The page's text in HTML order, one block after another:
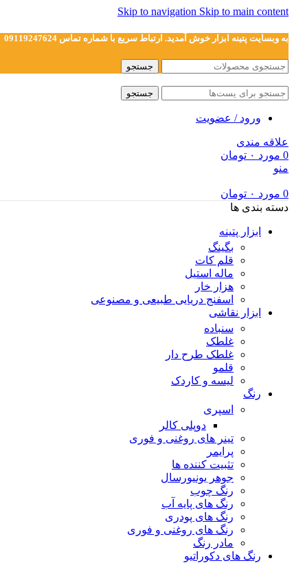
Skip to navigation Skip to main content
به وبسایت پتینه ابزار خوش آمدید. ارتباط سریع با شماره تماس 09119247624
جستجو
جستجو
ورود / عضویت
علاقه مندی
0 مورد ۰ تومان
منو
0 مورد ۰ تومان
دسته بندی ها
ابزار پتینه
بگینگ
قلم کات
ماله استیل
هزار خار
اسفنج دریایی طبیعی و مصنوعی
ابزار نقاشی
سنباده
غلطک
غلطک طرح دار
قلمو
لیسه و کاردک
رنگ
اسپری
دوپلی کالر
تینر های روغنی و فوری
پرایمر
تثبیت کننده ها
جوهر یونیورسال
رنگ چوب
رنگ‌ های پایه آب
رنگ های پودری
رنگ‌ های روغنی و فوری
مادر رنگ
رنگ های دکوراتیو